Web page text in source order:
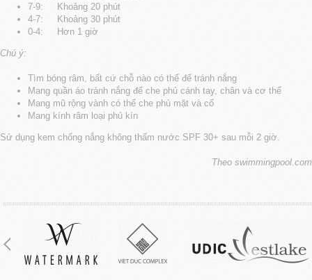
7-9: Khoảng 20 phút
4-7: Khoảng 30 phút
0-4: Hơn 1 giờ
Chú ý:
Tìm bóng râm, bất cứ chỗ nào có thể để tránh nắng
Mang quần áo tránh nắng để che phủ cánh tay, chân và cơ thể
Mang mũ rộng vành có thể che phủ mặt và cổ
Mang kính râm loại phủ kín
Sử dụng kem chống nắng không thấm nước SPF 30+ sau mỗi 2 giờ.
Theo swimmingpool.com